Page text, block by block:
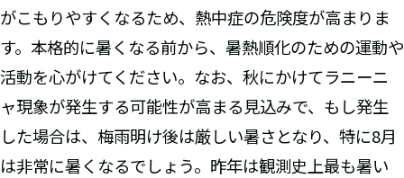
がこもりやすくなるため、熱中症の危険度が高まりま
す。本格的に暑くなる前から、暑熱順化のための運動や
活動を心がけてください。なお、秋にかけてラニーニ
ャ現象が発生する可能性が高まる見込みで、もし発生
した場合は、梅雨明け後は厳しい暑さとなり、特に8月
は非常に暑くなるでしょう。昨年は観測史上最も暑い